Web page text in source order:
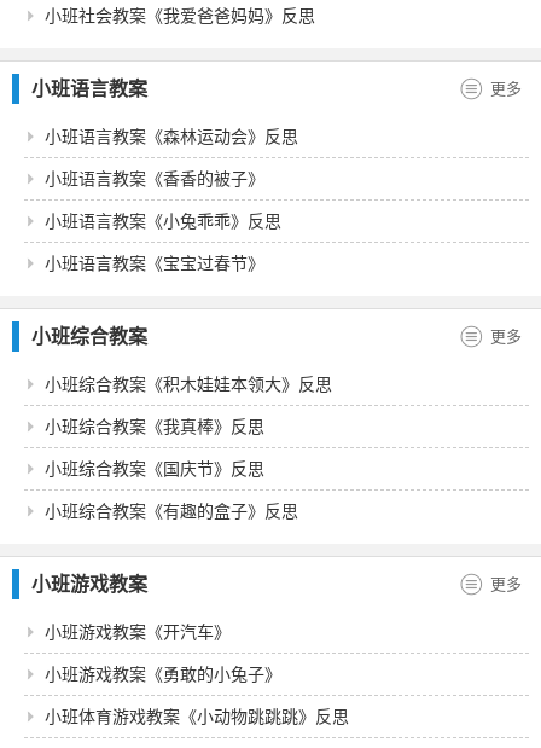
小班社会教案《我爱爸爸妈妈》反思
小班语言教案 更多
小班语言教案《森林运动会》反思
小班语言教案《香香的被子》
小班语言教案《小兔乖乖》反思
小班语言教案《宝宝过春节》
小班综合教案 更多
小班综合教案《积木娃娃本领大》反思
小班综合教案《我真棒》反思
小班综合教案《国庆节》反思
小班综合教案《有趣的盒子》反思
小班游戏教案 更多
小班游戏教案《开汽车》
小班游戏教案《勇敢的小兔子》
小班体育游戏教案《小动物跳跳跳》反思